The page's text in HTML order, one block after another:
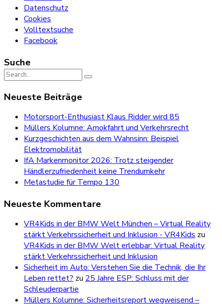
Datenschutz
Cookies
Volltextsuche
Facebook
Suche
Search
for:
Neueste Beiträge
Motorsport-Enthusiast Klaus Ridder wird 85
Müllers Kolumne: Amokfahrt und Verkehrsrecht
Kurzgeschichten aus dem Wahnsinn: Beispiel
Elektromobilität
IfA Markenmonitor 2026: Trotz steigender
Händlerzufriedenheit keine Trendumkehr
Metastudie für Tempo 130
Neueste Kommentare
VR4Kids in der BMW Welt München – Virtual Reality
stärkt Verkehrssicherheit und Inklusion - VR4Kids zu
VR4Kids in der BMW Welt erlebbar: Virtual Reality
stärkt Verkehrssicherheit und Inklusion
Sicherheit im Auto: Verstehen Sie die Technik, die Ihr
Leben rettet? zu 25 Jahre ESP: Schluss mit der
Schleuderpartie
Müllers Kolumne: Sicherheitsreport wegweisend –